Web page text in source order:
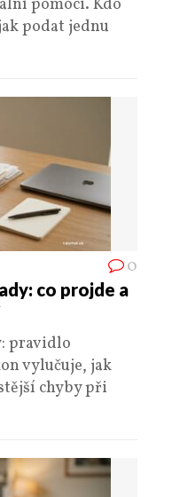
pomoci. Kdo
podat jednu
0
co projde a
pravidlo
vylučuje, jak
chyby při